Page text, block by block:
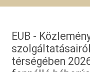
EUB -
térségében